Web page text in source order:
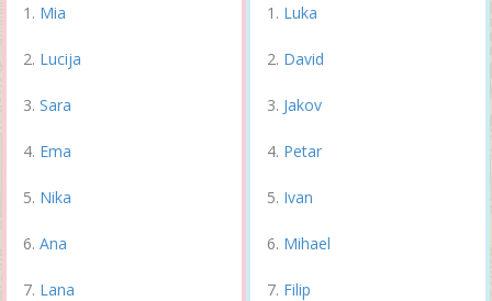
Mia
Lucija
Sara
Ema
Nika
Ana
Lana
Luka
David
Jakov
Petar
Ivan
Mihael
Filip